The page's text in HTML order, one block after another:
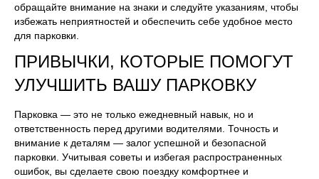
обращайте внимание на знаки и следуйте указаниям, чтобы
избежать неприятностей и обеспечить себе удобное место
для парковки.
ПРИВЫЧКИ, КОТОРЫЕ ПОМОГУТ
УЛУЧШИТЬ ВАШУ ПАРКОВКУ
Парковка — это не только ежедневный навык, но и
ответственность перед другими водителями. Точность и
внимание к деталям — залог успешной и безопасной
парковки. Учитывая советы и избегая распространенных
ошибок, вы сделаете свою поездку комфортнее и